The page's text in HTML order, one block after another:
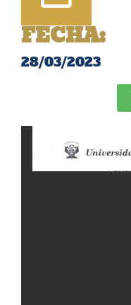
FECHA:
28/03/2023